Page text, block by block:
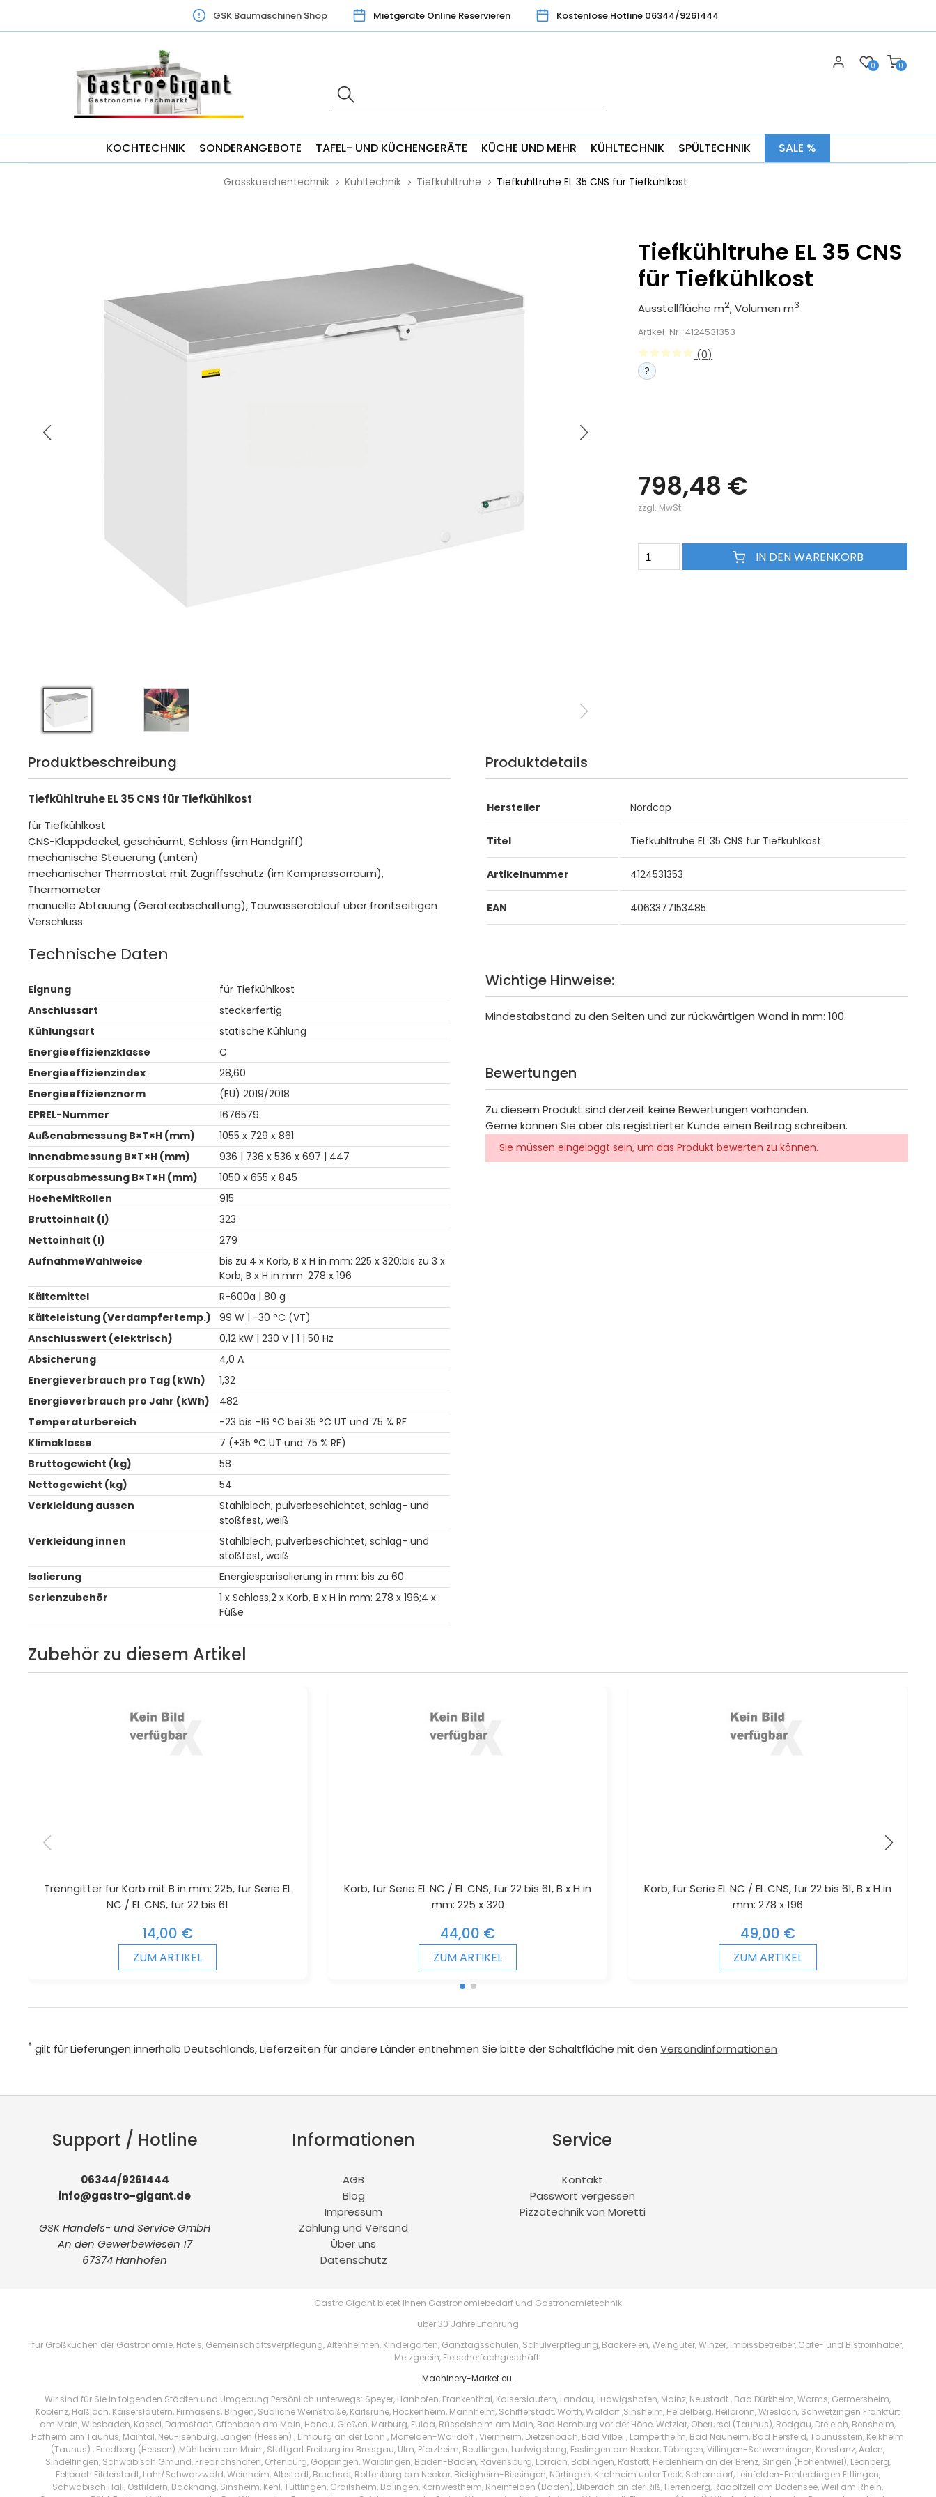
GSK Baumaschinen Shop Mietgeräte Online Reservieren Kostenlose Hotline 06344/9261444
0
0
KOCHTECHNIK SONDERANGEBOTE TAFEL- UND KÜCHENGERÄTE KÜCHE UND MEHR KÜHLTECHNIK SPÜLTECHNIK SALE %
Grosskuechentechnik Kühltechnik Tiefkühltruhe Tiefkühltruhe EL 35 CNS für Tiefkühlkost
Tiefkühltruhe EL 35 CNS
für Tiefkühlkost
Ausstellfläche m2, Volumen m3
Artikel-Nr.: 4124531353
(0)
?
798,48 €
zzgl. MwSt
IN DEN WARENKORB
Produktbeschreibung
Tiefkühltruhe EL 35 CNS für Tiefkühlkost
für Tiefkühlkost
CNS-Klappdeckel, geschäumt, Schloss (im Handgriff)
mechanische Steuerung (unten)
mechanischer Thermostat mit Zugriffsschutz (im Kompressorraum),
Thermometer
manuelle Abtauung (Geräteabschaltung), Tauwasserablauf über frontseitigen
Verschluss
Technische Daten
Eignung
für Tiefkühlkost
Anschlussart
steckerfertig
Kühlungsart
statische Kühlung
Energieeffizienzklasse
C
Energieeffizienzindex
28,60
Energieeffizienznorm
(EU) 2019/2018
EPREL-Nummer
1676579
Außenabmessung B×T×H (mm)
1055 x 729 x 861
Innenabmessung B×T×H (mm)
936 | 736 x 536 x 697 | 447
Korpusabmessung B×T×H (mm)
1050 x 655 x 845
HoeheMitRollen
915
Bruttoinhalt (l)
323
Nettoinhalt (l)
279
AufnahmeWahlweise
bis zu 4 x Korb, B x H in mm: 225 x 320;bis zu 3 x
Korb, B x H in mm: 278 x 196
Kältemittel
R-600a | 80 g
Kälteleistung (Verdampfertemp.)
99 W | -30 °C (VT)
Anschlusswert (elektrisch)
0,12 kW | 230 V | 1 | 50 Hz
Absicherung
4,0 A
Energieverbrauch pro Tag (kWh)
1,32
Energieverbrauch pro Jahr (kWh)
482
Temperaturbereich
-23 bis -16 °C bei 35 °C UT und 75 % RF
Klimaklasse
7 (+35 °C UT und 75 % RF)
Bruttogewicht (kg)
58
Nettogewicht (kg)
54
Verkleidung aussen
Stahlblech, pulverbeschichtet, schlag- und
stoßfest, weiß
Verkleidung innen
Stahlblech, pulverbeschichtet, schlag- und
stoßfest, weiß
Isolierung
Energiesparisolierung in mm: bis zu 60
Serienzubehör
1 x Schloss;2 x Korb, B x H in mm: 278 x 196;4 x
Füße
Produktdetails
Hersteller Nordcap
Titel Tiefkühltruhe EL 35 CNS für Tiefkühlkost
Artikelnummer 4124531353
EAN 4063377153485
Wichtige Hinweise:
Mindestabstand zu den Seiten und zur rückwärtigen Wand in mm: 100.
Bewertungen
Zu diesem Produkt sind derzeit keine Bewertungen vorhanden.
Gerne können Sie aber als registrierter Kunde einen Beitrag schreiben.
Sie müssen eingeloggt sein, um das Produkt bewerten zu können.
Zubehör zu diesem Artikel
Trenngitter für Korb mit B in mm: 225, für Serie EL
NC / EL CNS, für 22 bis 61
14,00 €
ZUM ARTIKEL
Korb, für Serie EL NC / EL CNS, für 22 bis 61, B x H in
mm: 225 x 320
44,00 €
ZUM ARTIKEL
Korb, für Serie EL NC / EL CNS, für 22 bis 61, B x H in
mm: 278 x 196
49,00 €
ZUM ARTIKEL
* gilt für Lieferungen innerhalb Deutschlands, Lieferzeiten für andere Länder entnehmen Sie bitte der Schaltfläche mit denVersandinformationen
Support / Hotline
06344/9261444
info@gastro-gigant.de
GSK Handels- und Service GmbH
An den Gewerbewiesen 17
67374 Hanhofen
Informationen
AGB
Blog
Impressum
Zahlung und Versand
Über uns
Datenschutz
Service
Kontakt
Passwort vergessen
Pizzatechnik von Moretti
Gastro Gigant bietet Ihnen Gastronomiebedarf und Gastronomietechnik
über 30 Jahre Erfahrung
für Großküchen der Gastronomie, Hotels, Gemeinschaftsverpflegung, Altenheimen, Kindergärten, Ganztagsschulen, Schulverpflegung, Bäckereien, Weingüter, Winzer, Imbissbetreiber, Cafe- und Bistroinhaber,
Metzgerein, Fleischerfachgeschäft.
Machinery-Market.eu.
Wir sind für Sie in folgenden Städten und Umgebung Persönlich unterwegs: Speyer, Hanhofen, Frankenthal, Kaiserslautern, Landau, Ludwigshafen, Mainz, Neustadt , Bad Dürkheim, Worms, Germersheim,
Koblenz, Haßloch, Kaiserslautern, Pirmasens, Bingen, Südliche Weinstraße, Karlsruhe, Hockenheim, Mannheim, Schifferstadt, Wörth, Waldorf ,Sinsheim, Heidelberg, Heilbronn, Wiesloch, Schwetzingen Frankfurt
am Main, Wiesbaden, Kassel, Darmstadt, Offenbach am Main, Hanau, Gießen, Marburg, Fulda, Rüsselsheim am Main, Bad Homburg vor der Höhe, Wetzlar, Oberursel (Taunus), Rodgau, Dreieich, Bensheim,
Hofheim am Taunus, Maintal, Neu-Isenburg, Langen (Hessen) , Limburg an der Lahn , Mörfelden-Walldorf , Viernheim, Dietzenbach, Bad Vilbel , Lampertheim, Bad Nauheim, Bad Hersfeld, Taunusstein, Kelkheim
(Taunus) , Friedberg (Hessen) ,Mühlheim am Main , Stuttgart Freiburg im Breisgau, Ulm, Pforzheim, Reutlingen, Ludwigsburg, Esslingen am Neckar, Tübingen, Villingen-Schwenningen, Konstanz, Aalen,
Sindelfingen, Schwäbisch Gmünd, Friedrichshafen, Offenburg, Göppingen, Waiblingen, Baden-Baden, Ravensburg, Lörrach, Böblingen, Rastatt, Heidenheim an der Brenz, Singen (Hohentwiel), Leonberg,
Fellbach Filderstadt, Lahr/Schwarzwald, Weinheim, Albstadt, Bruchsal, Rottenburg am Neckar, Bietigheim-Bissingen, Nürtingen, Kirchheim unter Teck, Schorndorf, Leinfelden-Echterdingen Ettlingen,
Schwäbisch Hall, Ostfildern, Backnang, Sinsheim, Kehl, Tuttlingen, Crailsheim, Balingen, Kornwestheim, Rheinfelden (Baden), Biberach an der Riß, Herrenberg, Radolfzell am Bodensee, Weil am Rhein,